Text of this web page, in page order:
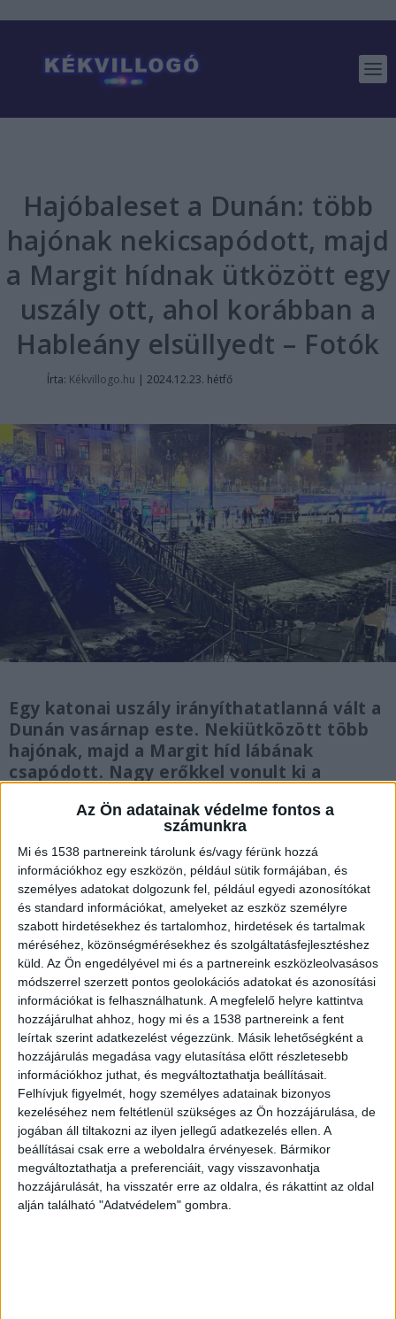
Az Ön adatainak védelme fontos a
számunkra
Mi és 1538 partnereink tárolunk és/vagy férünk hozzá
információkhoz egy eszközön, például sütik formájában, és
személyes adatokat dolgozunk fel, például egyedi azonosítókat
és standard információkat, amelyeket az eszköz személyre
szabott hirdetésekhez és tartalomhoz, hirdetések és tartalmak
méréséhez, közönségmérésekhez és szolgáltatásfejlesztéshez
küld. Az Ön engedélyével mi és a partnereink eszközleolvasásos
módszerrel szerzett pontos geolokációs adatokat és azonosítási
információkat is felhasználhatunk. A megfelelő helyre kattintva
hozzájárulhat ahhoz, hogy mi és a 1538 partnereink a fent
leírtak szerint adatkezelést végezzünk. Másik lehetőségként a
hozzájárulás megadása vagy elutasítása előtt részletesebb
információkhoz juthat, és megváltoztathatja beállításait.
Felhívjuk figyelmét, hogy személyes adatainak bizonyos
kezeléséhez nem feltétlenül szükséges az Ön hozzájárulása, de
jogában áll tiltakozni az ilyen jellegű adatkezelés ellen. A
beállításai csak erre a weboldalra érvényesek. Bármikor
megváltoztathatja a preferenciáit, vagy visszavonhatja
hozzájárulását, ha visszatér erre az oldalra, és rákattint az oldal
alján található "Adatvédelem" gombra.
Hajóbaleset a Dunán: több
hajónak nekicsapódott, majd
a Margit hídnak ütközött egy
uszály ott, ahol korábban a
Hableány elsüllyedt – Fotók
Írta: Kékvillogo.hu | 2024.12.23. hétfő
Egy katonai uszály irányíthatatlanná vált a
Dunán vasárnap este. Nekiütközött több
hajónak, majd a Margit híd lábának
csapódott. Nagy erőkkel vonult ki a
baleset szinte pont ott történt, ahol 2019-
ben elsüllyedt a Hableány turistahajó.
Elszabadult hajó
Elszabadult egy katonai uszály a Dunán vasárnap
este. Nekiütközött több hajónak, majd a Margit
híd lábazatának csapódott. A BRFK arról
tájékoztatott, hogy az esethez kiérkeztek a
rendőrök, az elsődleges intézkedések
folyamatban vannak.A Kékvillogó legfrissebb
híreit ide kattintva éred el! A Facebookon már
341 ezernél is többen követnek minket.